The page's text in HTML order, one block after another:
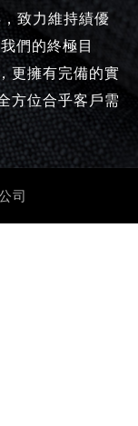
致力維持績優
們的終極目
更擁有完備的實
方位合乎客戶需
司